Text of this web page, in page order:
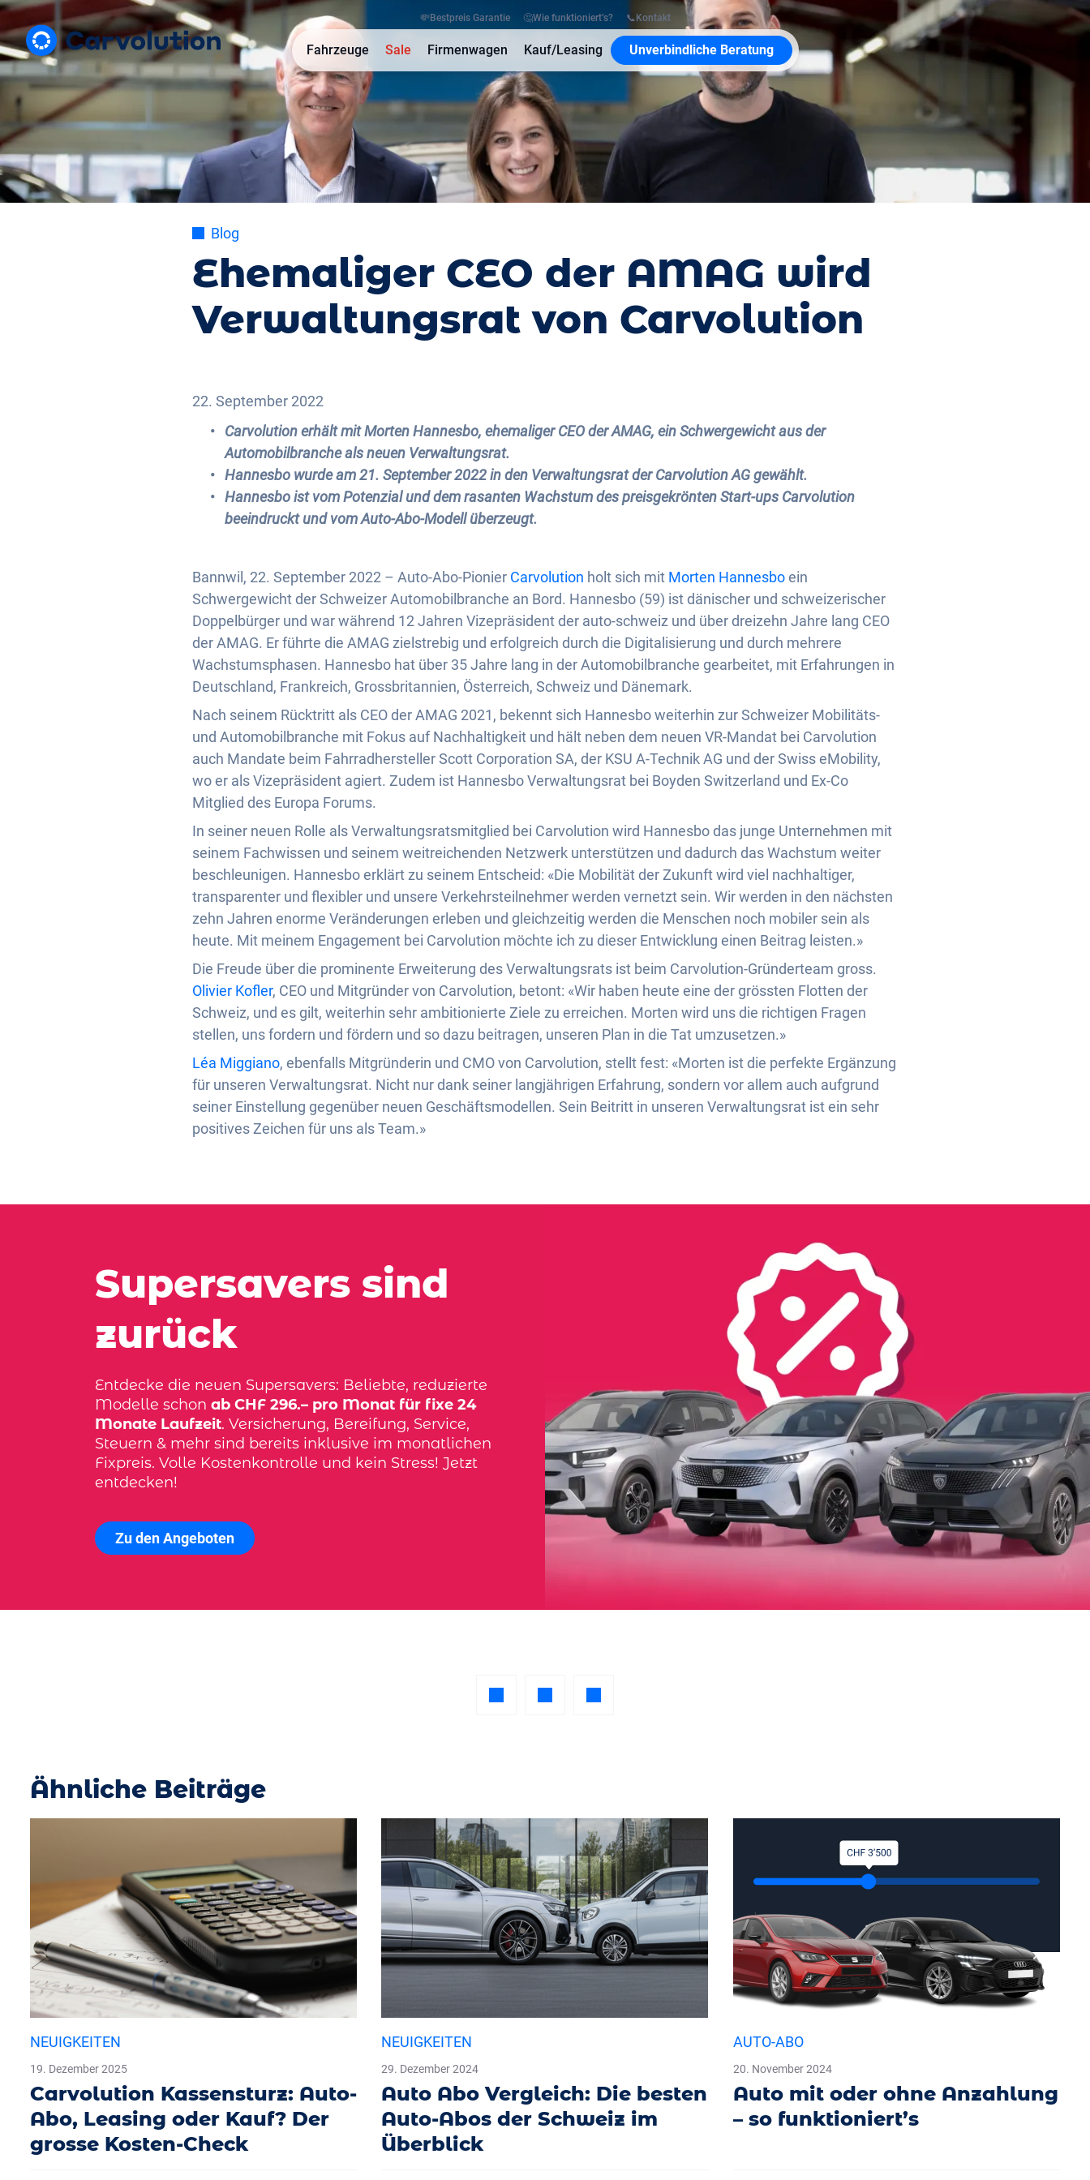
💸Bestpreis Garantie 🤔Wie funktioniert’s? 📞 Kontakt
Fahrzeuge Sale Firmenwagen Kauf/Leasing Unverbindliche Beratung
Blog
Ehemaliger CEO der AMAG wird
Verwaltungsrat von Carvolution
22. September 2022
Carvolution erhält mit Morten Hannesbo, ehemaliger CEO der AMAG, ein Schwergewicht aus der
Automobilbranche als neuen Verwaltungsrat.
Hannesbo wurde am 21. September 2022 in den Verwaltungsrat der Carvolution AG gewählt.
Hannesbo ist vom Potenzial und dem rasanten Wachstum des preisgekrönten Start-ups Carvolution
beeindruckt und vom Auto-Abo-Modell überzeugt.
Bannwil, 22. September 2022 – Auto-Abo-Pionier Carvolution holt sich mit Morten Hannesboein
Schwergewicht der Schweizer Automobilbranche an Bord. Hannesbo (59) ist dänischer und schweizerischer
Doppelbürger und war während 12 Jahren Vizepräsident der auto-schweiz und über dreizehn Jahre lang CEO
der AMAG. Er führte die AMAG zielstrebig und erfolgreich durch die Digitalisierung und durch mehrere
Wachstumsphasen. Hannesbo hat über 35 Jahre lang in der Automobilbranche gearbeitet, mit Erfahrungen in
Deutschland, Frankreich, Grossbritannien, Österreich, Schweiz und Dänemark.
Nach seinem Rücktritt als CEO der AMAG 2021, bekennt sich Hannesbo weiterhin zur Schweizer Mobilitäts-
und Automobilbranche mit Fokus auf Nachhaltigkeit und hält neben dem neuen VR-Mandat bei Carvolution
auch Mandate beim Fahrradhersteller Scott Corporation SA, der KSU A-Technik AG und der Swiss eMobility,
wo er als Vizepräsident agiert. Zudem ist Hannesbo Verwaltungsrat bei Boyden Switzerland und Ex-Co
Mitglied des Europa Forums.
In seiner neuen Rolle als Verwaltungsratsmitglied bei Carvolution wird Hannesbo das junge Unternehmen mit
seinem Fachwissen und seinem weitreichenden Netzwerk unterstützen und dadurch das Wachstum weiter
beschleunigen. Hannesbo erklärt zu seinem Entscheid: «Die Mobilität der Zukunft wird viel nachhaltiger,
transparenter und flexibler und unsere Verkehrsteilnehmer werden vernetzt sein. Wir werden in den nächsten
zehn Jahren enorme Veränderungen erleben und gleichzeitig werden die Menschen noch mobiler sein als
heute. Mit meinem Engagement bei Carvolution möchte ich zu dieser Entwicklung einen Beitrag leisten.»
Die Freude über die prominente Erweiterung des Verwaltungsrats ist beim Carvolution-Gründerteam gross.
Olivier Kofler, CEO und Mitgründer von Carvolution, betont: «Wir haben heute eine der grössten Flotten der
Schweiz, und es gilt, weiterhin sehr ambitionierte Ziele zu erreichen. Morten wird uns die richtigen Fragen
stellen, uns fordern und fördern und so dazu beitragen, unseren Plan in die Tat umzusetzen.»
Léa Miggiano, ebenfalls Mitgründerin und CMO von Carvolution, stellt fest: «Morten ist die perfekte Ergänzung
für unseren Verwaltungsrat. Nicht nur dank seiner langjährigen Erfahrung, sondern vor allem auch aufgrund
seiner Einstellung gegenüber neuen Geschäftsmodellen. Sein Beitritt in unseren Verwaltungsrat ist ein sehr
positives Zeichen für uns als Team.»
Supersavers sind
zurück
Entdecke die neuen Supersavers: Beliebte, reduzierte
Modelle schon ab CHF 296.– pro Monat für fixe 24
Monate Laufzeit. Versicherung, Bereifung, Service,
Steuern & mehr sind bereits inklusive im monatlichen
Fixpreis. Volle Kostenkontrolle und kein Stress! Jetzt
entdecken!
Zu den Angeboten
Ähnliche Beiträge
NEUIGKEITEN
19. Dezember 2025
Carvolution Kassensturz: Auto-
Abo, Leasing oder Kauf? Der
grosse Kosten-Check
NEUIGKEITEN
29. Dezember 2024
Auto Abo Vergleich: Die besten
Auto-Abos der Schweiz im
Überblick
AUTO-ABO
20. November 2024
Auto mit oder ohne Anzahlung
– so funktioniert’s